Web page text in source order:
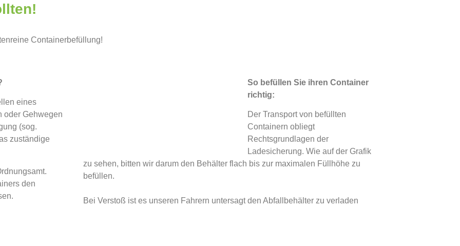
Containerbefüllung!
eines
oder Gehwegen
(sog.
zuständige
den
So befüllen Sie ihren Container
richtig:
Der Transport von befüllten
Containern obliegt
Rechtsgrundlagen der
Ladesicherung. Wie auf der Grafik
zu sehen, bitten wir darum den Behälter flach bis zur maximalen Füllhöhe zu
befüllen.
Bei Verstoß ist es unseren Fahrern untersagt den Abfallbehälter zu verladen